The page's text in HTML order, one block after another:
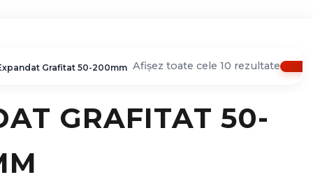
Grafitat 50-200mm Afișez toate cele 10 rezultate
GRAFITAT 50-